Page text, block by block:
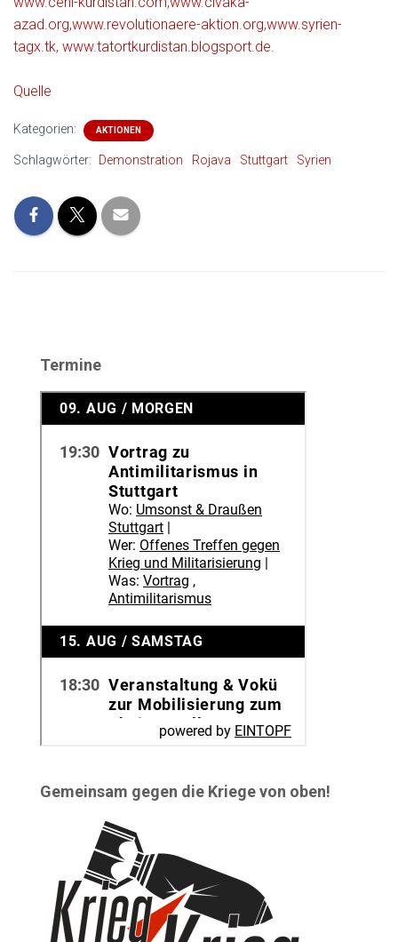
azad.org,www.revolutionaere-aktion.org,www.syrien-
tagx.tk, www.tatortkurdistan.blogsport.de.
Quelle
Kategorien: AKTIONEN
Schlagwörter: Demonstration Rojava Stuttgart Syrien
Termine
Gemeinsam gegen die Kriege von oben!